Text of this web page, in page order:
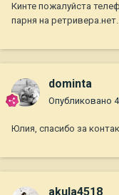
Кинте пожалуйста
парня на ретривера.нет.
dominta
Опубликовано
Юлия, спасибо за
akula4518